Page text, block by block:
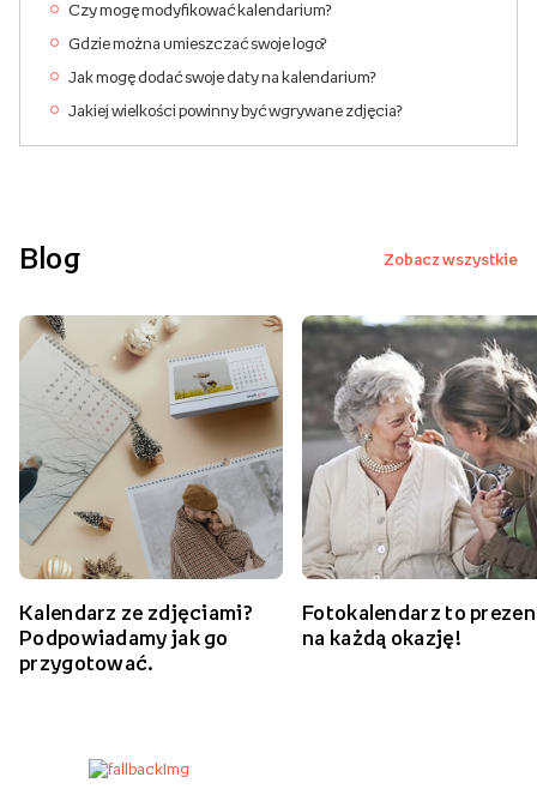
Czy mogę modyfikować kalendarium?
Gdzie można umieszczać swoje logo?
Jak mogę dodać swoje daty na kalendarium?
Jakiej wielkości powinny być wgrywane zdjęcia?
Blog Zobacz wszystkie
Kalendarz ze zdjęciami?
Podpowiadamy jak go
przygotować.
Fotokalendarz to
na każdą okazję!